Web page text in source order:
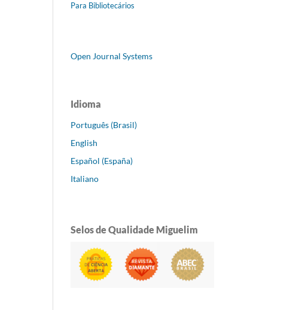
Para Bibliotecários
Open Journal Systems
Idioma
Português (Brasil)
English
Español (España)
Italiano
Selos de Qualidade Miguelim